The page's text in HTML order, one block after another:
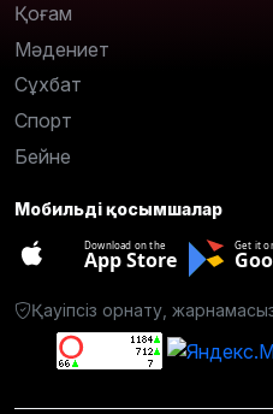
Қоғам
Мәдениет
Сұхбат
Спорт
Бейне
Мобильді қосымшалар
Download on the
App Store
Get it
Қауіпсіз орнату,